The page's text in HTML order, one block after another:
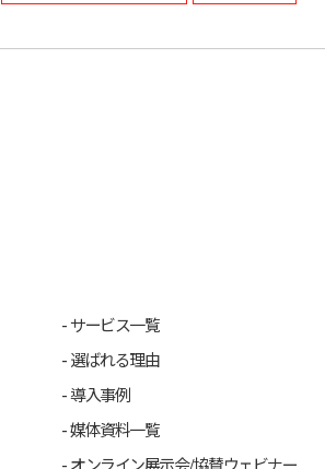
サービス一覧
選ばれる理由
導入事例
媒体資料一覧
オンライン展示会/協賛ウェビナー